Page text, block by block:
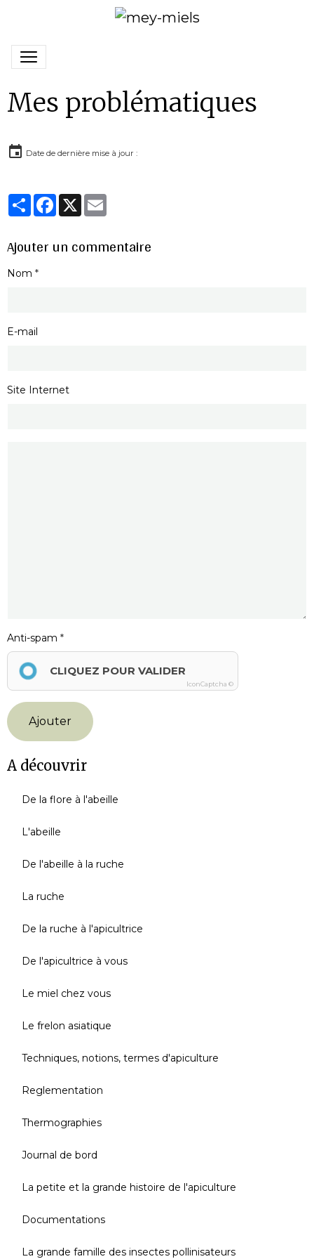
Mes problématiques
Date de dernière mise à jour :
PartagerFacebook
X
Ajouter un commentaire
Nom
E-mail
Site Internet
Anti-spam
CLIQUEZ POUR VALIDER
IconCaptcha ©
Ajouter
A découvrir
De la flore à l'abeille
L'abeille
De l'abeille à la ruche
La ruche
De la ruche à l'apicultrice
De l'apicultrice à vous
Le miel chez vous
Le frelon asiatique
Techniques, notions, termes d'apiculture
Reglementation
Thermographies
Journal de bord
La petite et la grande histoire de l'apiculture
Documentations
La grande famille des insectes pollinisateurs